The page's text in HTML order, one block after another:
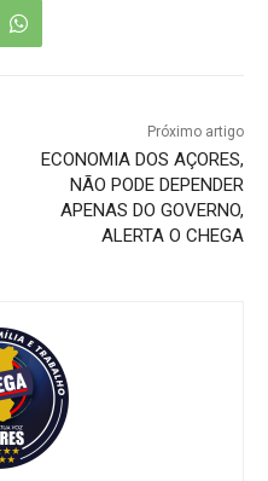
Próximo artigo
ECONOMIA DOS AÇORES,
NÃO PODE DEPENDER
APENAS DO GOVERNO,
ALERTA O CHEGA